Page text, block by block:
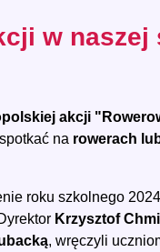
w naszej
akcji
na rowerach
roku szkolnego
Krzysztof
, wręczyli